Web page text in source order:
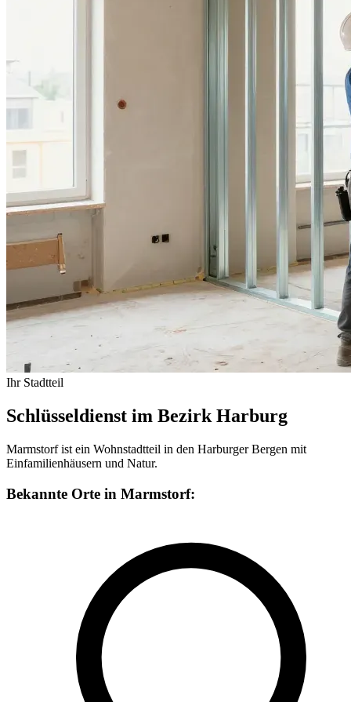
Ihr Stadtteil
Schlüsseldienst im Bezirk Harburg
Marmstorf ist ein Wohnstadtteil in den Harburger Bergen mit
Einfamilienhäusern und Natur.
Bekannte Orte in Marmstorf: